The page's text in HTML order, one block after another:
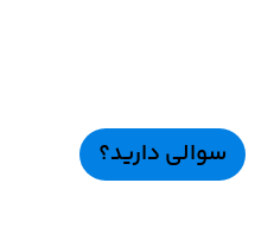
سوالی دارید؟